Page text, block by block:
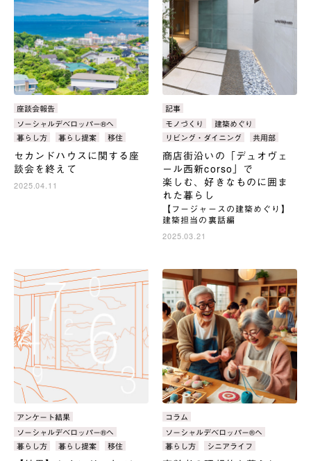
カ
テ
ゴ
リ：
座談会報告
タ
グ：
ソーシャルデベロッパー®へ
暮らし方
暮らし提案 移住
セカンドハウスに関する座
談会を終えて
2025.04.11
カ
テ
ゴ
リ：
記事
タ
グ：
モノづくり
建築めぐり
リビング・ダイニング
共用部
商店街沿いの「デュオヴェ
ール西新corso」で
楽しむ、好きなものに囲ま
れた暮らし
【フージャースの建築めぐり】
建築担当の裏話編
2025.03.21
カ
テ
ゴ
リ：
アンケート結果
タ
グ：
ソーシャルデベロッパー®へ
暮らし方
暮らし提案 移住
カ
テ
ゴ
リ：
コラム
タ
グ：
ソーシャルデベロッパー®へ
暮らし方
シニアライフ